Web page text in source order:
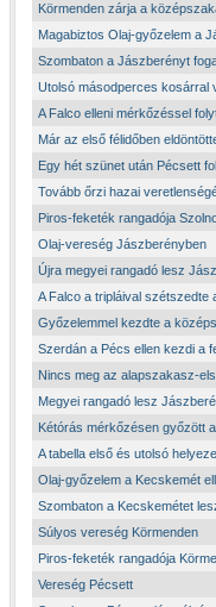
Körmenden zárja a
Magabiztos Olaj-győzelem a
Szombaton a Jászberényt
Utolsó másodperces kosárral
A Falco elleni mérkőzéssel
Már az első félidőben
Egy hét szünet után Pécsett
Tovább őrzi hazai
Piros-feketék rangadója
Olaj-vereség Jászberényben
Újra megyei rangadó lesz
A Falco a tripláival szétszedte
Győzelemmel kezdte a
Szerdán a Pécs ellen kezdi a
Nincs meg az alapszakasz-
Megyei rangadó lesz
Kétórás mérkőzésen győzött
A tabella első és utolsó
Olaj-győzelem a Kecskemét
Szombaton a Kecskemétet
Súlyos vereség Körmenden
Piros-feketék rangadója
Vereség Pécsett